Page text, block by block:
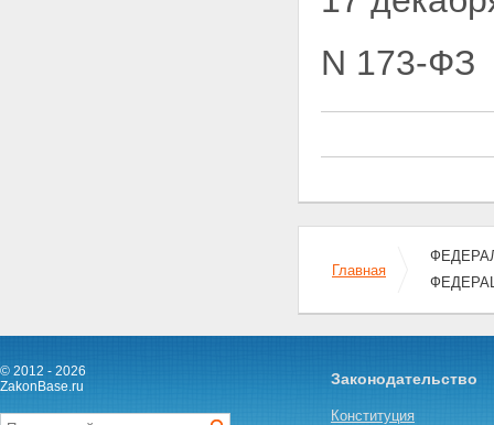
N 173-ФЗ
Главная
© 2012 - 2026
ZakonBase.ru
Законодательство
Конституция